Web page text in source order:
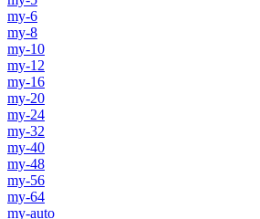
my-6
my-8
my-10
my-12
my-16
my-20
my-24
my-32
my-40
my-48
my-56
my-64
my-auto